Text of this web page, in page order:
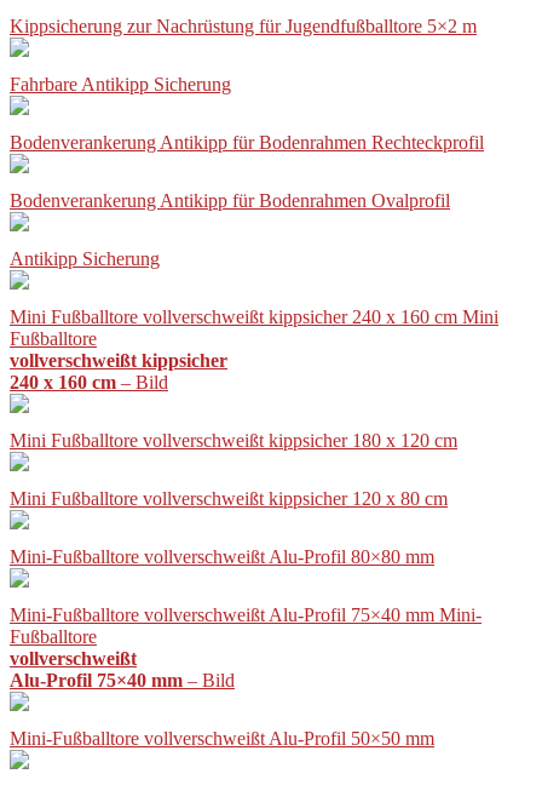
Kippsicherung zur Nachrüstung für Jugendfußballtore 5×2 m
Fahrbare Antikipp Sicherung
Bodenverankerung Antikipp für Bodenrahmen Rechteckprofil
Bodenverankerung Antikipp für Bodenrahmen Ovalprofil
Antikipp Sicherung
Mini Fußballtore vollverschweißt kippsicher 240 x 160 cm Mini
Fußballtore
vollverschweißt kippsicher
240 x 160 cm – Bild
Mini Fußballtore vollverschweißt kippsicher 180 x 120 cm
Mini Fußballtore vollverschweißt kippsicher 120 x 80 cm
Mini-Fußballtore vollverschweißt Alu-Profil 80×80 mm
Mini-Fußballtore vollverschweißt Alu-Profil 75×40 mm Mini-
Fußballtore
vollverschweißt
Alu-Profil 75×40 mm – Bild
Mini-Fußballtore vollverschweißt Alu-Profil 50×50 mm